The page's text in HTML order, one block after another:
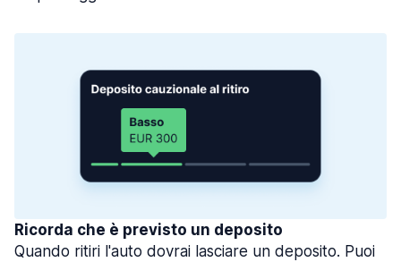
Ricorda che è previsto un deposito
Quando ritiri l'auto dovrai lasciare un deposito. Puoi